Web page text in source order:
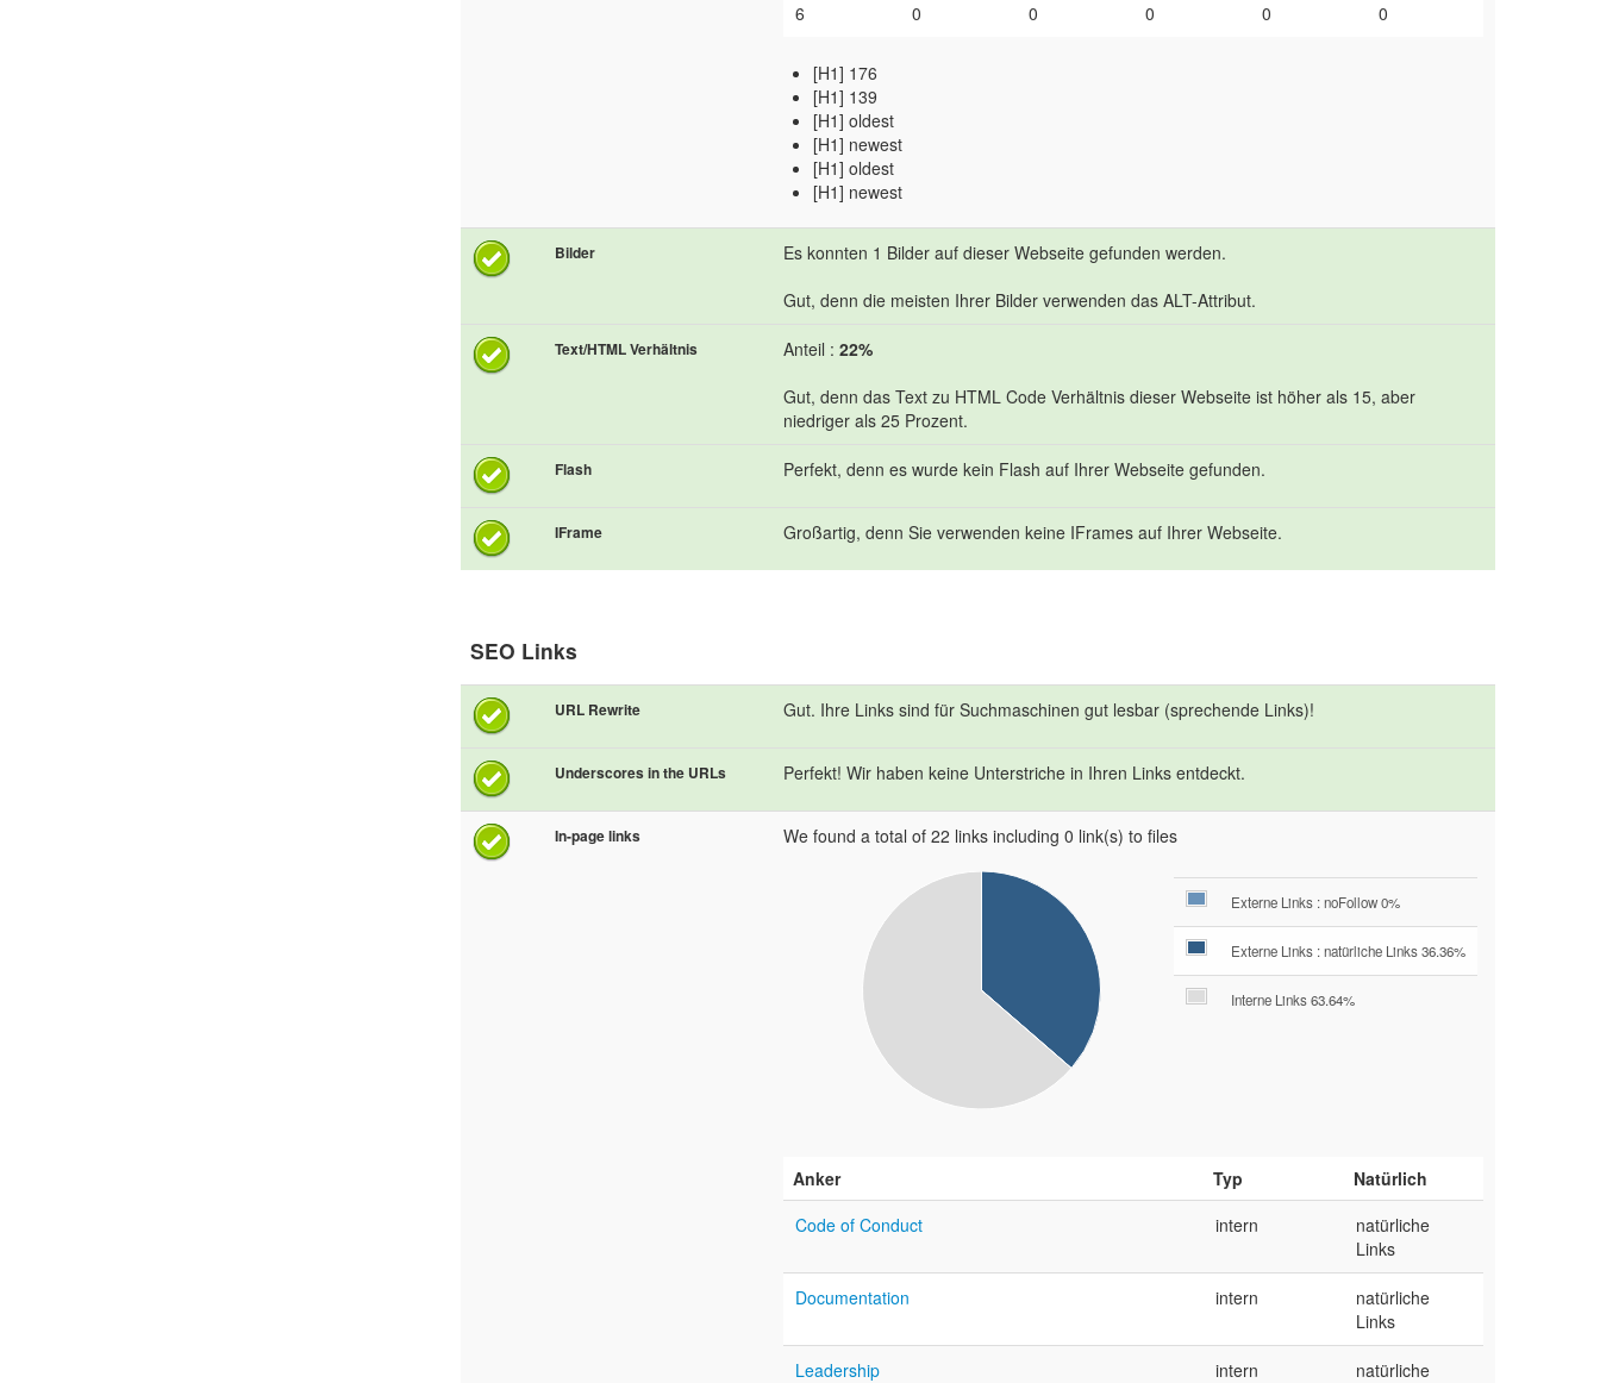
6 0 0 0 0 0
[H1] 176
[H1] 139
[H1] oldest
[H1] newest
[H1] oldest
[H1] newest
Bilder
Es konnten 1 Bilder auf dieser Webseite gefunden werden.
Gut, denn die meisten Ihrer Bilder verwenden das ALT-Attribut.
Text/HTML Verhältnis Anteil : 22%
Gut, denn das Text zu HTML Code Verhältnis dieser Webseite ist höher als 15, aber
niedriger als 25 Prozent.
Flash Perfekt, denn es wurde kein Flash auf Ihrer Webseite gefunden.
IFrame Großartig, denn Sie verwenden keine IFrames auf Ihrer Webseite.
SEO Links
URL Rewrite Gut. Ihre Links sind für Suchmaschinen gut lesbar (sprechende Links)!
Underscores in the URLs Perfekt! Wir haben keine Unterstriche in Ihren Links entdeckt.
In-page links We found a total of 22 links including 0 link(s) to files
Externe Links : noFollow 0%
Externe Links : natürliche Links 36.36%
Interne Links 63.64%
Anker Typ
Natürlich
Code of Conduct
intern
natürliche
Links
Documentation intern
natürliche
Links
Leadership intern
natürliche